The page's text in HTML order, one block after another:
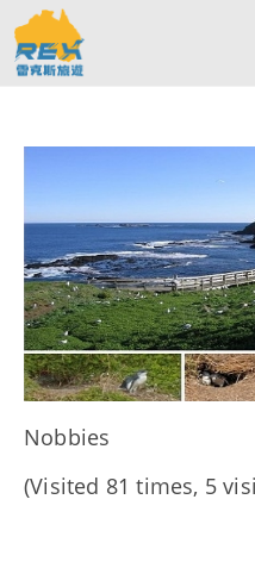
Nobbies
(Visited 81 times, 5